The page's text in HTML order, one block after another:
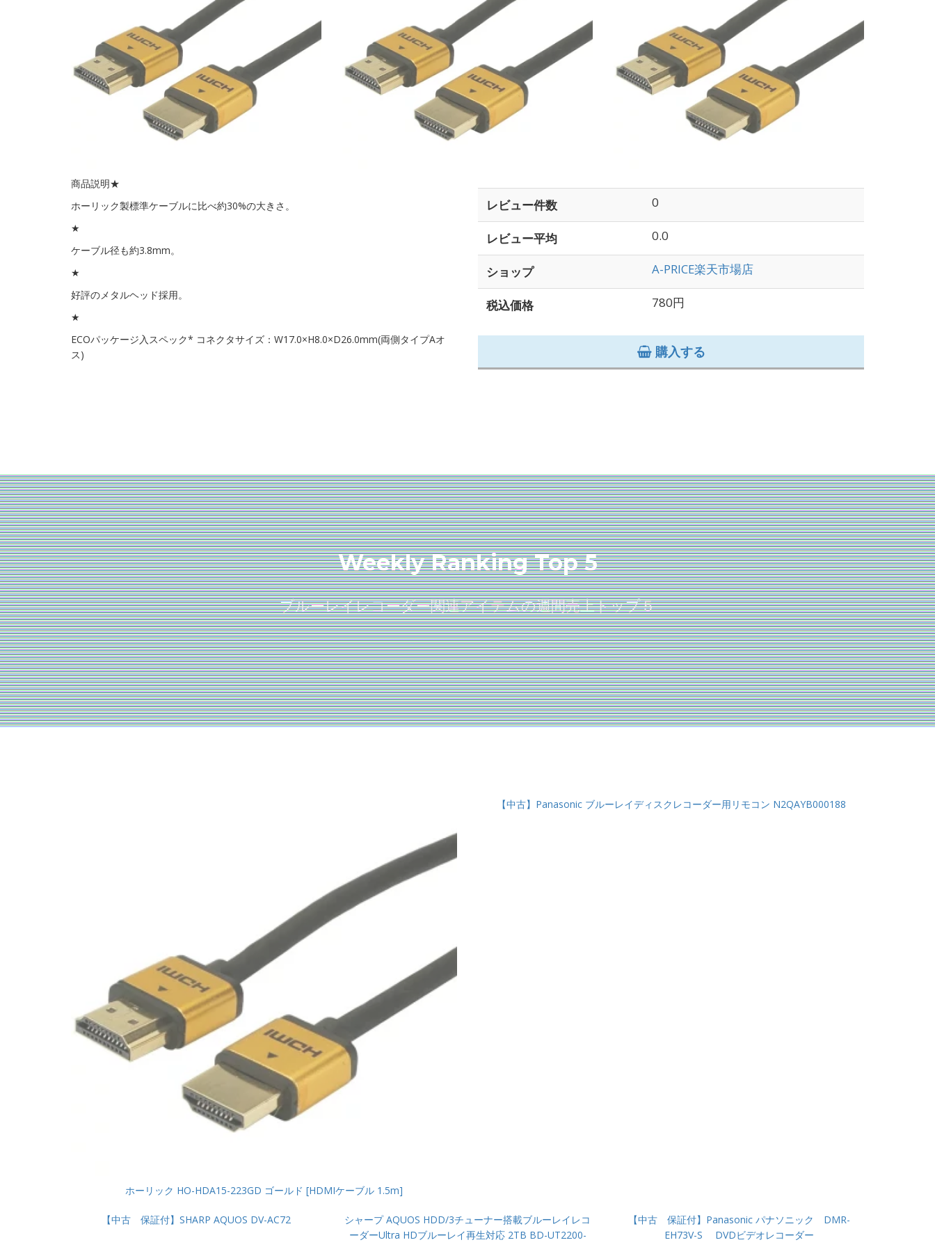
商品説明★
ホーリック製標準ケーブルに比べ約30%の大きさ。
★
ケーブル径も約3.8mm。
★
好評のメタルヘッド採用。
★
ECOパッケージ入スペック* コネクタサイズ：W17.0×H8.0×D26.0mm(両側タイプAオ
ス)
レビュー件数 0
レビュー平均 0.0
ショップ A-PRICE楽天市場店
税込価格 780円
購入する
Weekly Ranking Top 5
ブルーレイレコーダー関連アイテムの週間売上トップ５
ホーリック HO-HDA15-223GD ゴールド [HDMIケーブル 1.5m]
【中古】Panasonic ブルーレイディスクレコーダー用リモコン N2QAYB000188
【中古 保証付】SHARP AQUOS DV-AC72
シャープ AQUOS HDD/3チューナー搭載ブルーレイレコ
ーダーUltra HDブルーレイ再生対応 2TB BD-UT2200-
【中古 保証付】Panasonic パナソニック DMR-
EH73V-S DVDビデオレコーダー